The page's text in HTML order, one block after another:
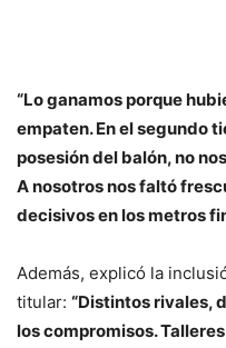
“Lo ganamos porque
empaten. En el segundo
posesión del balón, no
A nosotros nos faltó
decisivos en los metros
Además, explicó la
titular: “Distintos rivales,
los compromisos.